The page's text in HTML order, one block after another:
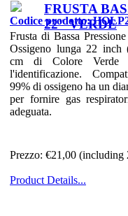
FRUSTA
22" VERDE
Codice prodotto:
Frusta di Bassa
Ossigeno lunga 22 inch
cm di Colore Verde
l'identificazione.
99% di ossigeno ha un
per fornire gas
adeguata.
Prezzo: €21,00 (including
Product Details...